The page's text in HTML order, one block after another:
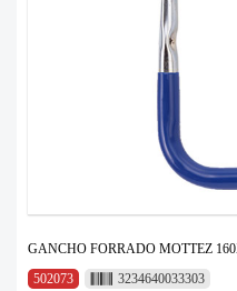
GANCHO FORRADO MOTTEZ
502073
3234640033303